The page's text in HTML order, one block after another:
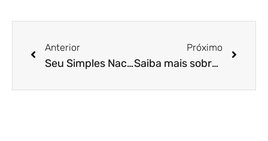
Anterior
Seu Simples Nacional venceu? Saiba agora como resolver!
Próximo
Saiba mais sobre a lei que altera normas no Simples Nacional para investidor-anjo